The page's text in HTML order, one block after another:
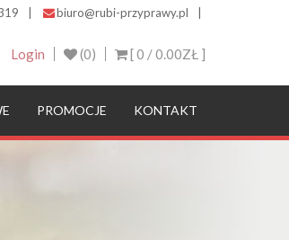
biuro@rubi-przyprawy.pl
[ 0 /0.00ZŁ ]
(0)
Login
PROMOCJE KONTAKT